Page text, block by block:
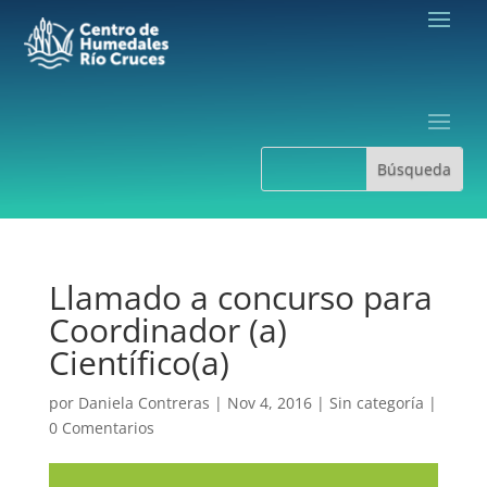
Llamado a concurso para
Coordinador (a)
Científico(a)
por Daniela Contreras | Nov 4, 2016| Sin categoría |
0 Comentarios